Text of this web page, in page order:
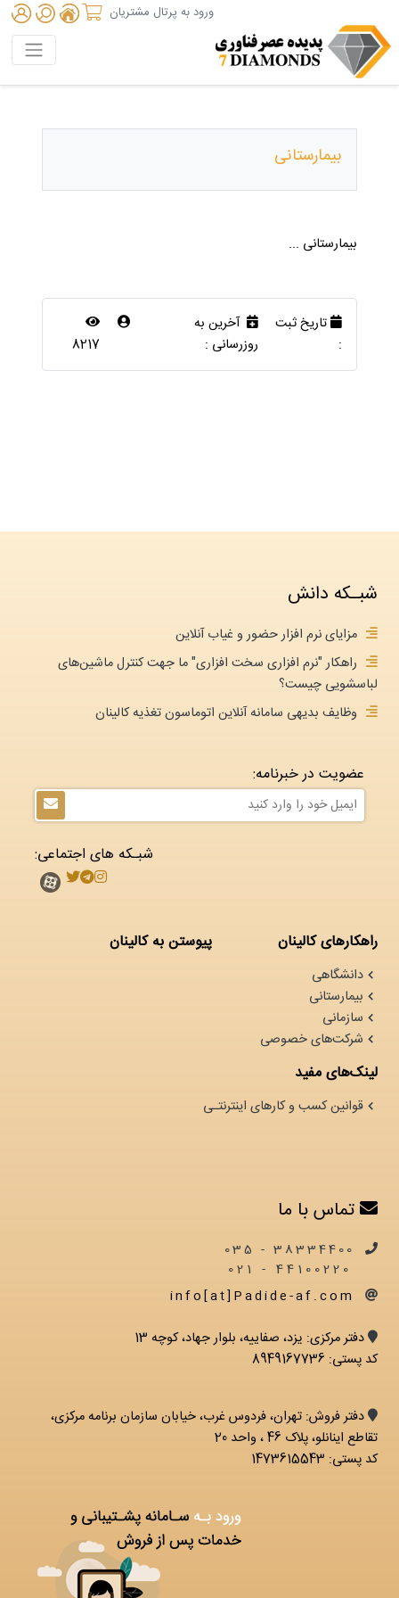
ورود به پرتال مشتریان
بیمارستانی
بیمارستانی ...
تاریخ ثبت
:
آخرین به
روزرسانی :
8217
شبـکه دانش
مزایای نرم افزار حضور و غیاب آنلاین
راهکار "نرم افزاری سخت افزاری" ما جهت کنترل ماشین‌های
لباسشویی چیست؟
وظایف بدیهی سامانه آنلاین اتوماسون تغذیه کالینان
عضویت در خبرنامه:
شبـکه های اجتماعی:
راهکارهای کالینان
دانشگاهی
بیمارستانی
سازمانی
شرکت‌های خصوصی
پیوستن به کالینان
لینک‌های مفید
قوانین کسب و کارهای اینترنتـی
تماس با ما
38334400 - 035
info[at]Padide-af.com
دفتر مرکزی: يزد، صفاییه، بلوار جهاد، کوچه 13
کد پستی: 8949167736
دفتر فروش: تهران، فردوس غرب، خیابان سازمان برنامه مرکزی،
تقاطع اینانلو، پلاک 46 ، واحد 20
کد پستی: 1473615543